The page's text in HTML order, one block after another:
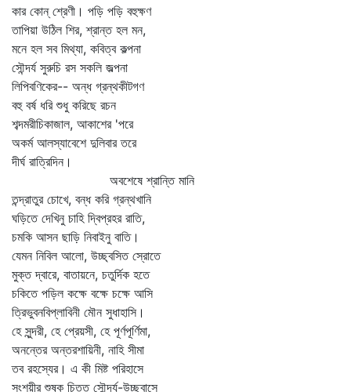
কার কোন্‌ শ্রেণী। পড়ি পড়ি বহুক্ষণ
তাপিয়া উঠিল শির, শ্রান্ত হল মন,
মনে হল সব মিথ্যা, কবিত্ব কল্পনা
সৌন্দর্য সুরুচি রস সকলি জল্পনা
লিপিবণিকের-- অন্ধ গ্রন্থকীটগণ
বহু বর্ষ ধরি শুধু করিছে রচন
শব্দমরীচিকাজাল, আকাশের 'পরে
অকর্ম আলস্যাবেশে দুলিবার তরে
দীর্ঘ রাত্রিদিন।
অবশেষে শ্রান্তি মানি
তন্দ্রাতুর চোখে, বন্ধ করি গ্রন্থখানি
ঘড়িতে দেখিনু চাহি দ্বিপ্রহর রাতি,
চমকি আসন ছাড়ি নিবাইনু বাতি।
যেমন নিবিল আলো, উচ্ছ্বসিত স্রোতে
মুক্ত দ্বারে, বাতায়নে, চতুর্দিক হতে
চকিতে পড়িল কক্ষে বক্ষে চক্ষে আসি
ত্রিভুবনবিপ্লাবিনী মৌন সুধাহাসি।
হে সুন্দরী, হে প্রেয়সী, হে পূর্ণপূর্ণিমা,
অনন্তের অন্তরশায়িনী, নাহি সীমা
তব রহস্যের। এ কী মিষ্ট পরিহাসে
সংশয়ীর শুষ্ক চিত্ত সৌন্দর্য-উচ্ছ্বাসে